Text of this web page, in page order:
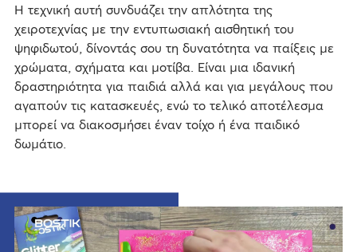
Η τεχνική αυτή συνδυάζει την απλότητα της
χειροτεχνίας με την εντυπωσιακή αισθητική του
ψηφιδωτού, δίνοντάς σου τη δυνατότητα να παίξεις με
χρώματα, σχήματα και μοτίβα. Είναι μια ιδανική
δραστηριότητα για παιδιά αλλά και για μεγάλους που
αγαπούν τις κατασκευές, ενώ το τελικό αποτέλεσμα
μπορεί να διακοσμήσει έναν τοίχο ή ένα παιδικό
δωμάτιο.